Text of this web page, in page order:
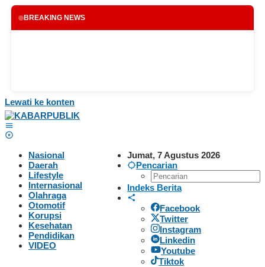
BREAKING NEWS
Lewati ke konten
Jumat, 7 Agustus 2026
Pencarian
Indeks Berita
Facebook
Twitter
Instagram
Linkedin
Youtube
Tiktok
Nasional
Daerah
Lifestyle
Internasional
Olahraga
Otomotif
Korupsi
Kesehatan
Pendidikan
VIDEO